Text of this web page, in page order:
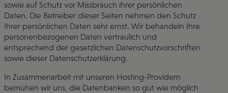
sowie auf Schutz vor Missbrauch ihrer persönlichen
Daten. Die Betreiber dieser Seiten nehmen den Schutz
Ihrer persönlichen Daten sehr ernst. Wir behandeln Ihre
personenbezogenen Daten vertraulich und
entsprechend der gesetzlichen Datenschutzvorschriften
sowie dieser Datenschutzerklärung.
In Zusammenarbeit mit unseren Hosting-Providern
bemühen wir uns, die Datenbanken so gut wie möglich